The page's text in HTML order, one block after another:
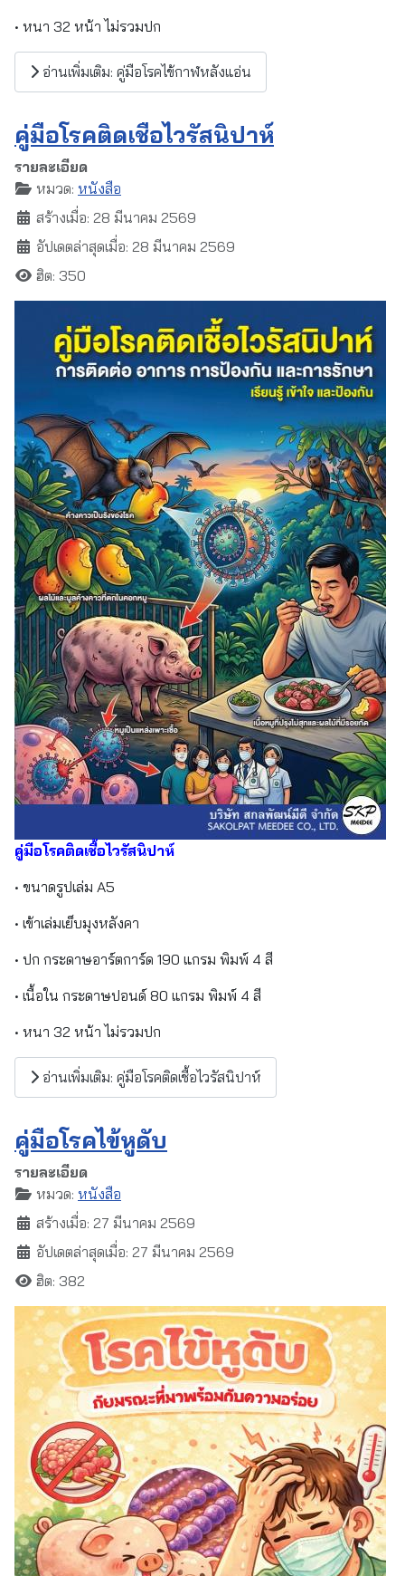
• หนา 32 หน้า ไม่รวมปก
อ่านเพิ่มเติม: คู่มือโรคไข้กาฬหลังแอ่น
คู่มือโรคติดเชื้อไวรัสนิปาห์
รายละเอียด
หมวด: หนังสือ
สร้างเมื่อ: 28 มีนาคม 2569
อัปเดตล่าสุดเมื่อ: 28 มีนาคม 2569
ฮิต: 350
คู่มือโรคติดเชื้อไวรัสนิปาห์
• ขนาดรูปเล่ม A5
• เข้าเล่มเย็บมุงหลังคา
• ปก กระดาษอาร์ตการ์ด 190 แกรม พิมพ์ 4 สี
• เนื้อใน กระดาษปอนด์ 80 แกรม พิมพ์ 4 สี
• หนา 32 หน้า ไม่รวมปก
อ่านเพิ่มเติม: คู่มือโรคติดเชื้อไวรัสนิปาห์
คู่มือโรคไข้หูดับ
รายละเอียด
หมวด: หนังสือ
สร้างเมื่อ: 27 มีนาคม 2569
อัปเดตล่าสุดเมื่อ: 27 มีนาคม 2569
ฮิต: 382